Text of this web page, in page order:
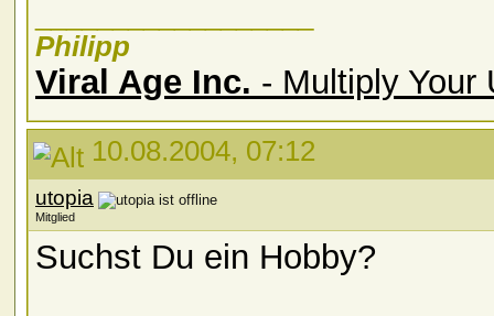
Philipp
Viral Age Inc. - Multiply Your
10.08.2004, 07:12
utopia
Mitglied
Suchst Du ein Hobby?